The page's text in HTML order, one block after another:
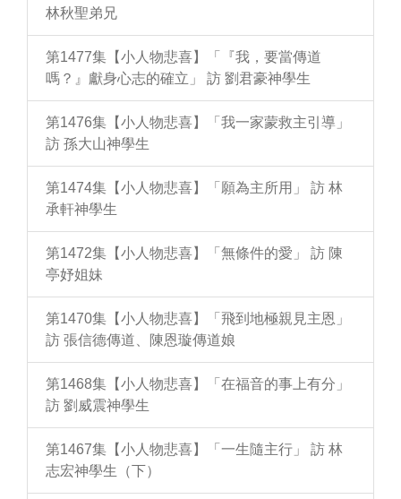
林秋聖弟兄
第1477集【小人物悲喜】「『我，要當傳道
嗎？』獻身心志的確立」 訪 劉君豪神學生
第1476集【小人物悲喜】「我一家蒙救主引導」
訪 孫大山神學生
第1474集【小人物悲喜】「願為主所用」 訪 林
承軒神學生
第1472集【小人物悲喜】「無條件的愛」 訪 陳
亭妤姐妹
第1470集【小人物悲喜】「飛到地極親見主恩」
訪 張信德傳道、陳恩璇傳道娘
第1468集【小人物悲喜】「在福音的事上有分」
訪 劉威震神學生
第1467集【小人物悲喜】「一生隨主行」 訪 林
志宏神學生（下）